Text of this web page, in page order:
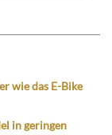
wie das E-Bike
in geringen